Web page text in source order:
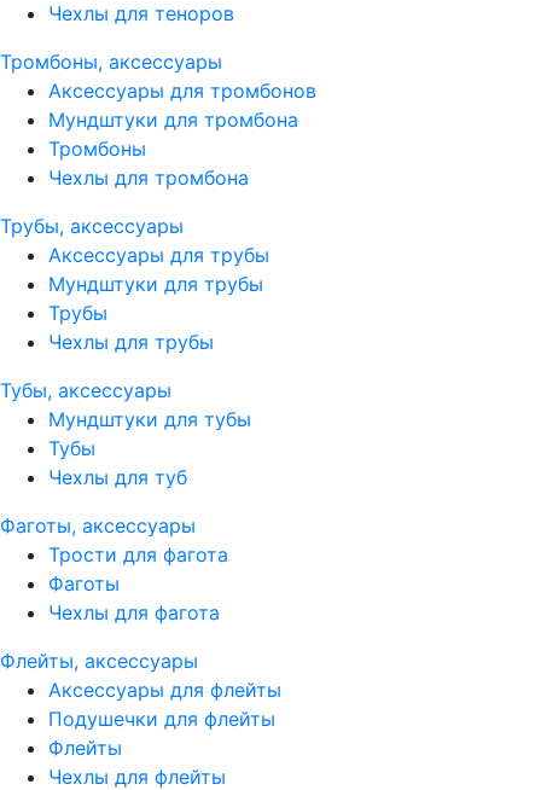
Чехлы для теноров
Тромбоны, аксессуары
Аксессуары для тромбонов
Мундштуки для тромбона
Тромбоны
Чехлы для тромбона
Трубы, аксессуары
Аксессуары для трубы
Мундштуки для трубы
Трубы
Чехлы для трубы
Тубы, аксессуары
Мундштуки для тубы
Тубы
Чехлы для туб
Фаготы, аксессуары
Трости для фагота
Фаготы
Чехлы для фагота
Флейты, аксессуары
Аксессуары для флейты
Подушечки для флейты
Флейты
Чехлы для флейты